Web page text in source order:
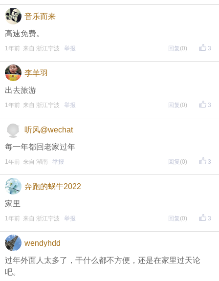
页面搜索下载
东方热线APP新版本功能具体可参见【 新版东方热线APP
全新上线！这些新功能你了解吗？】指南，点击链接打开，
即可查看
恶意灌水/答非所问，视为无效
未在规定时间内回复，视为无效
评论主题内容即可领取红包！
评论主题内容即可领取红包！
音乐而来
高速免费。
3
1年前 来自 浙江宁波 举报 回复 (0)
李羊羽
出去旅游
3
1年前 来自 浙江宁波 举报 回复 (0)
听风@wechat
每一年都回老家过年
3
1年前 来自 湖南 举报 回复 (0)
奔跑的蜗牛2022
家里
3
1年前 来自 浙江宁波 举报 回复 (0)
wendyhdd
过年外面人太多了，干什么都不方便，还是在家里过天论
吧。